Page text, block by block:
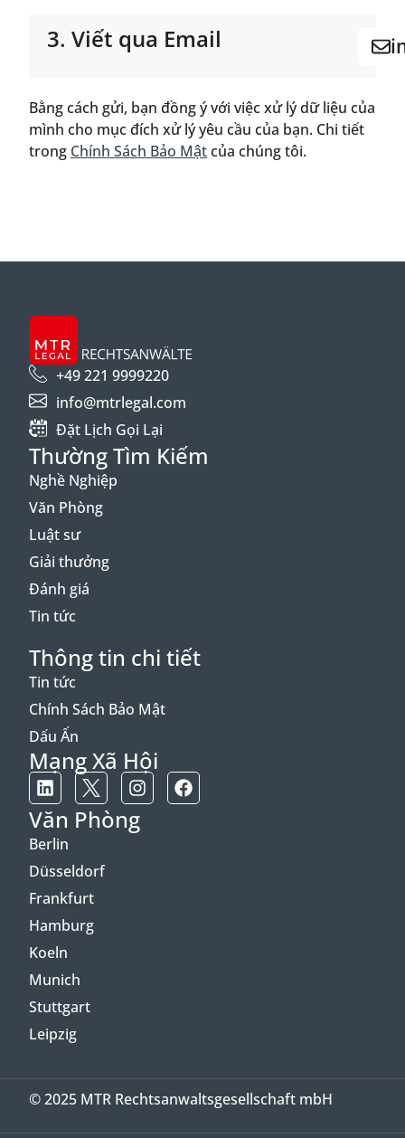
3. Viết qua Email
Bằng cách gửi, bạn đồng ý với việc xử lý dữ liệu của
mình cho mục đích xử lý yêu cầu của bạn. Chi tiết
trong Chính Sách Bảo Mậtcủa chúng tôi.
+49 221 9999220
info@mtrlegal.com
Đặt Lịch Gọi Lại
Thường Tìm Kiếm
Nghề Nghiệp
Văn Phòng
Luật sư
Giải thưởng
Đánh giá
Tin tức
Thông tin chi tiết
Tin tức
Chính Sách Bảo Mật
Dấu Ấn
Mạng Xã Hội
Văn Phòng
Berlin
Düsseldorf
Frankfurt
Hamburg
Koeln
Munich
Stuttgart
Leipzig
© 2025 MTR Rechtsanwaltsgesellschaft mbH